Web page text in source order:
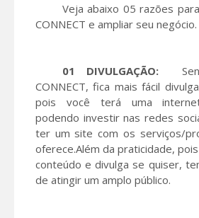
Veja abaixo 05 razões
CONNECT e ampliar seu negócio.
01 DIVULGAÇÃO:
CONNECT, fica mais fácil
pois você terá uma
podendo investir nas redes
ter um site com os serviços/
oferece.Além da praticidade,
conteúdo e divulga se quiser,
de atingir um amplo público.